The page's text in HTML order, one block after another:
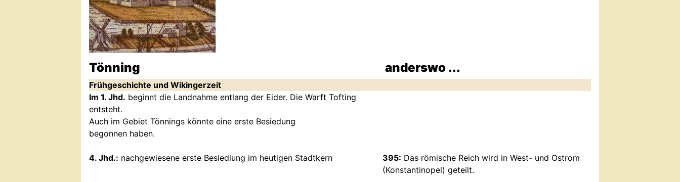
Tönning anderswo ...
Frühgeschichte und Wikingerzeit
Im 1. Jhd. beginnt die Landnahme entlang der Eider. Die Warft Tofting
entsteht.
Auch im Gebiet Tönnings könnte eine erste Besiedung
begonnen haben.
4. Jhd.: nachgewiesene erste Besiedlung im heutigen Stadtkern 395: Das römische Reich wird in West- und Ostrom
(Konstantinopel) geteilt.